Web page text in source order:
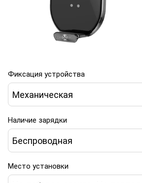
Фиксация устройства
Механическая
Наличие зарядки
Беспроводная
Место установки